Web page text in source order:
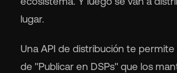
lugar.
Una API de distribución te
de "Publicar en DSPs" que los